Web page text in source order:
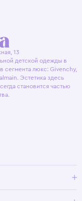
13
детской одежды в
сегмента люкс: Givenchy,
Эстетика здесь
становится частью